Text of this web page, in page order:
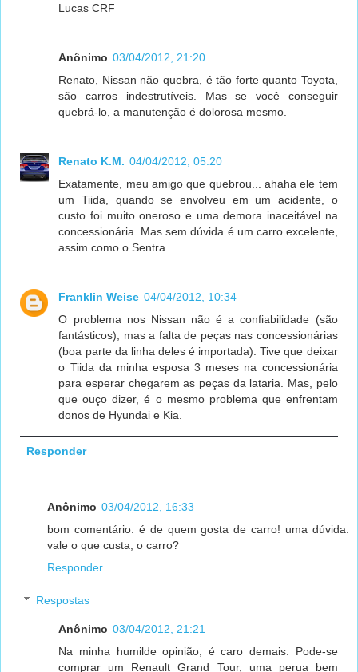
Lucas CRF
Anônimo 03/04/2012, 21:20
Renato, Nissan não quebra, é tão forte quanto Toyota,
são carros indestrutíveis. Mas se você conseguir
quebrá-lo, a manutenção é dolorosa mesmo.
Renato K.M. 04/04/2012, 05:20
Exatamente, meu amigo que quebrou... ahaha ele tem
um Tiida, quando se envolveu em um acidente, o
custo foi muito oneroso e uma demora inaceitável na
concessionária. Mas sem dúvida é um carro excelente,
assim como o Sentra.
Franklin Weise 04/04/2012, 10:34
O problema nos Nissan não é a confiabilidade (são
fantásticos), mas a falta de peças nas concessionárias
(boa parte da linha deles é importada). Tive que deixar
o Tiida da minha esposa 3 meses na concessionária
para esperar chegarem as peças da lataria. Mas, pelo
que ouço dizer, é o mesmo problema que enfrentam
donos de Hyundai e Kia.
Responder
Anônimo 03/04/2012, 16:33
bom comentário. é de quem gosta de carro! uma dúvida:
vale o que custa, o carro?
Responder
Respostas
Anônimo 03/04/2012, 21:21
Na minha humilde opinião, é caro demais. Pode-se
comprar um Renault Grand Tour, uma perua bem